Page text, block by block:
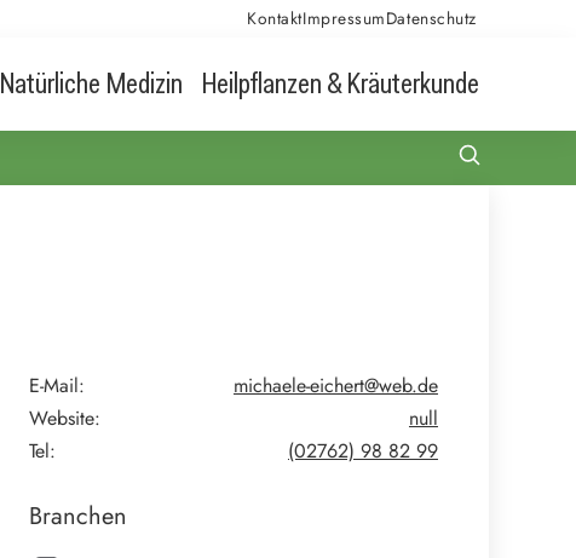
KontaktImpressumDatenschutz
Natürliche Medizin Heilpflanzen & Kräuterkunde
E-Mail:
michaele-eichert@web.de
Website:
null
Tel:
(02762) 98 82 99
Branchen